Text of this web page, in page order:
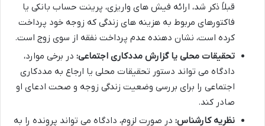
قبلاً ذکر شد، ارائه فیش های واریزی، پرینت حساب بانکی یا
فاکتورهای مربوط به هزینه های زندگی که زوجه خود پرداخت
کرده است، نشان دهنده عدم پرداخت نفقه از سوی زوج است.
تحقیقات محلی یا گزارش مددکاری اجتماعی: در برخی موارد،
دادگاه می تواند دستور تحقیقات محلی یا ارجاع به مددکاری
اجتماعی را برای بررسی وضعیت زندگی زوجه و صحت ادعای او
صادر کند.
نظریه کارشناس: در صورت لزوم، دادگاه می تواند پرونده را به